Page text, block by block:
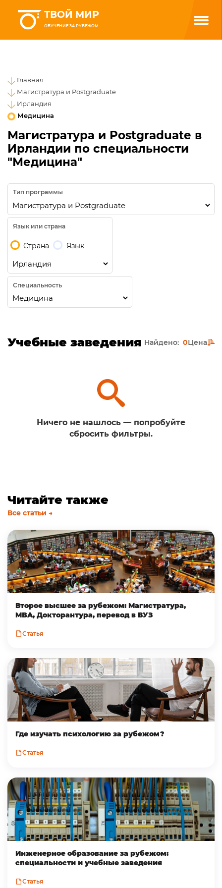
ТВОЙ МИР
ОБУЧЕНИЕ ЗА РУБЕЖОМ
Главная
Магистратура и Postgraduate
Ирландия
Медицина
Магистратура и Postgraduate в
Ирландии по специальности
"Медицина"
Тип программы
Язык или страна
Страна Язык
Специальность
Учебные заведения Найдено: 0Цена
Ничего не нашлось — попробуйте
сбросить фильтры.
Читайте также
Все статьи →
Второе высшее за рубежом: Магистратура,
MBA, Докторантура, перевод в ВУЗ
Статья
Где изучать психологию за рубежом?
Статья
Инженерное образование за рубежом:
специальности и учебные заведения
Статья